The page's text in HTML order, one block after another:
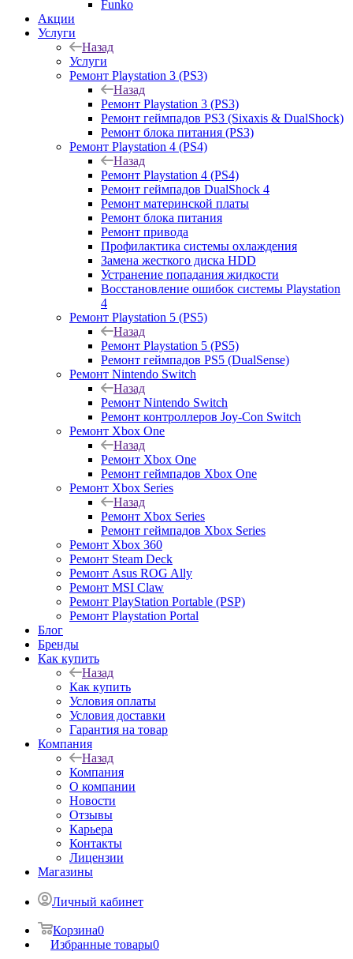
Funko
Акции
Услуги
Назад
Услуги
Ремонт Playstation 3 (PS3)
Назад
Ремонт Playstation 3 (PS3)
Ремонт геймпадов PS3 (Sixaxis & DualShock)
Ремонт блока питания (PS3)
Ремонт Playstation 4 (PS4)
Назад
Ремонт Playstation 4 (PS4)
Ремонт геймпадов DualShock 4
Ремонт материнской платы
Ремонт блока питания
Ремонт привода
Профилактика системы охлаждения
Замена жесткого диска HDD
Устранение попадания жидкости
Восстановление ошибок системы Playstation
4
Ремонт Playstation 5 (PS5)
Назад
Ремонт Playstation 5 (PS5)
Ремонт геймпадов PS5 (DualSense)
Ремонт Nintendo Switch
Назад
Ремонт Nintendo Switch
Ремонт контроллеров Joy-Con Switch
Ремонт Xbox One
Назад
Ремонт Xbox One
Ремонт геймпадов Xbox One
Ремонт Xbox Series
Назад
Ремонт Xbox Series
Ремонт геймпадов Xbox Series
Ремонт Xbox 360
Ремонт Steam Deck
Ремонт Asus ROG Ally
Ремонт MSI Claw
Ремонт PlayStation Portable (PSP)
Ремонт Playstation Portal
Блог
Бренды
Как купить
Назад
Как купить
Условия оплаты
Условия доставки
Гарантия на товар
Компания
Назад
Компания
О компании
Новости
Отзывы
Карьера
Контакты
Лицензии
Магазины
Личный кабинет
Корзина0
Избранные товары0